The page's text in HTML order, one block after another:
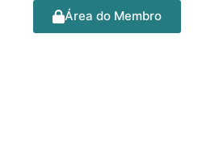
Área do Membro